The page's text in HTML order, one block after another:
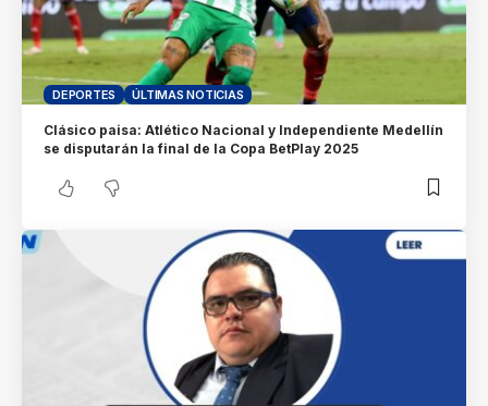
DEPORTES ÚLTIMAS NOTICIAS
Clásico paisa: Atlético Nacional y Independiente Medellín
se disputarán la final de la Copa BetPlay 2025